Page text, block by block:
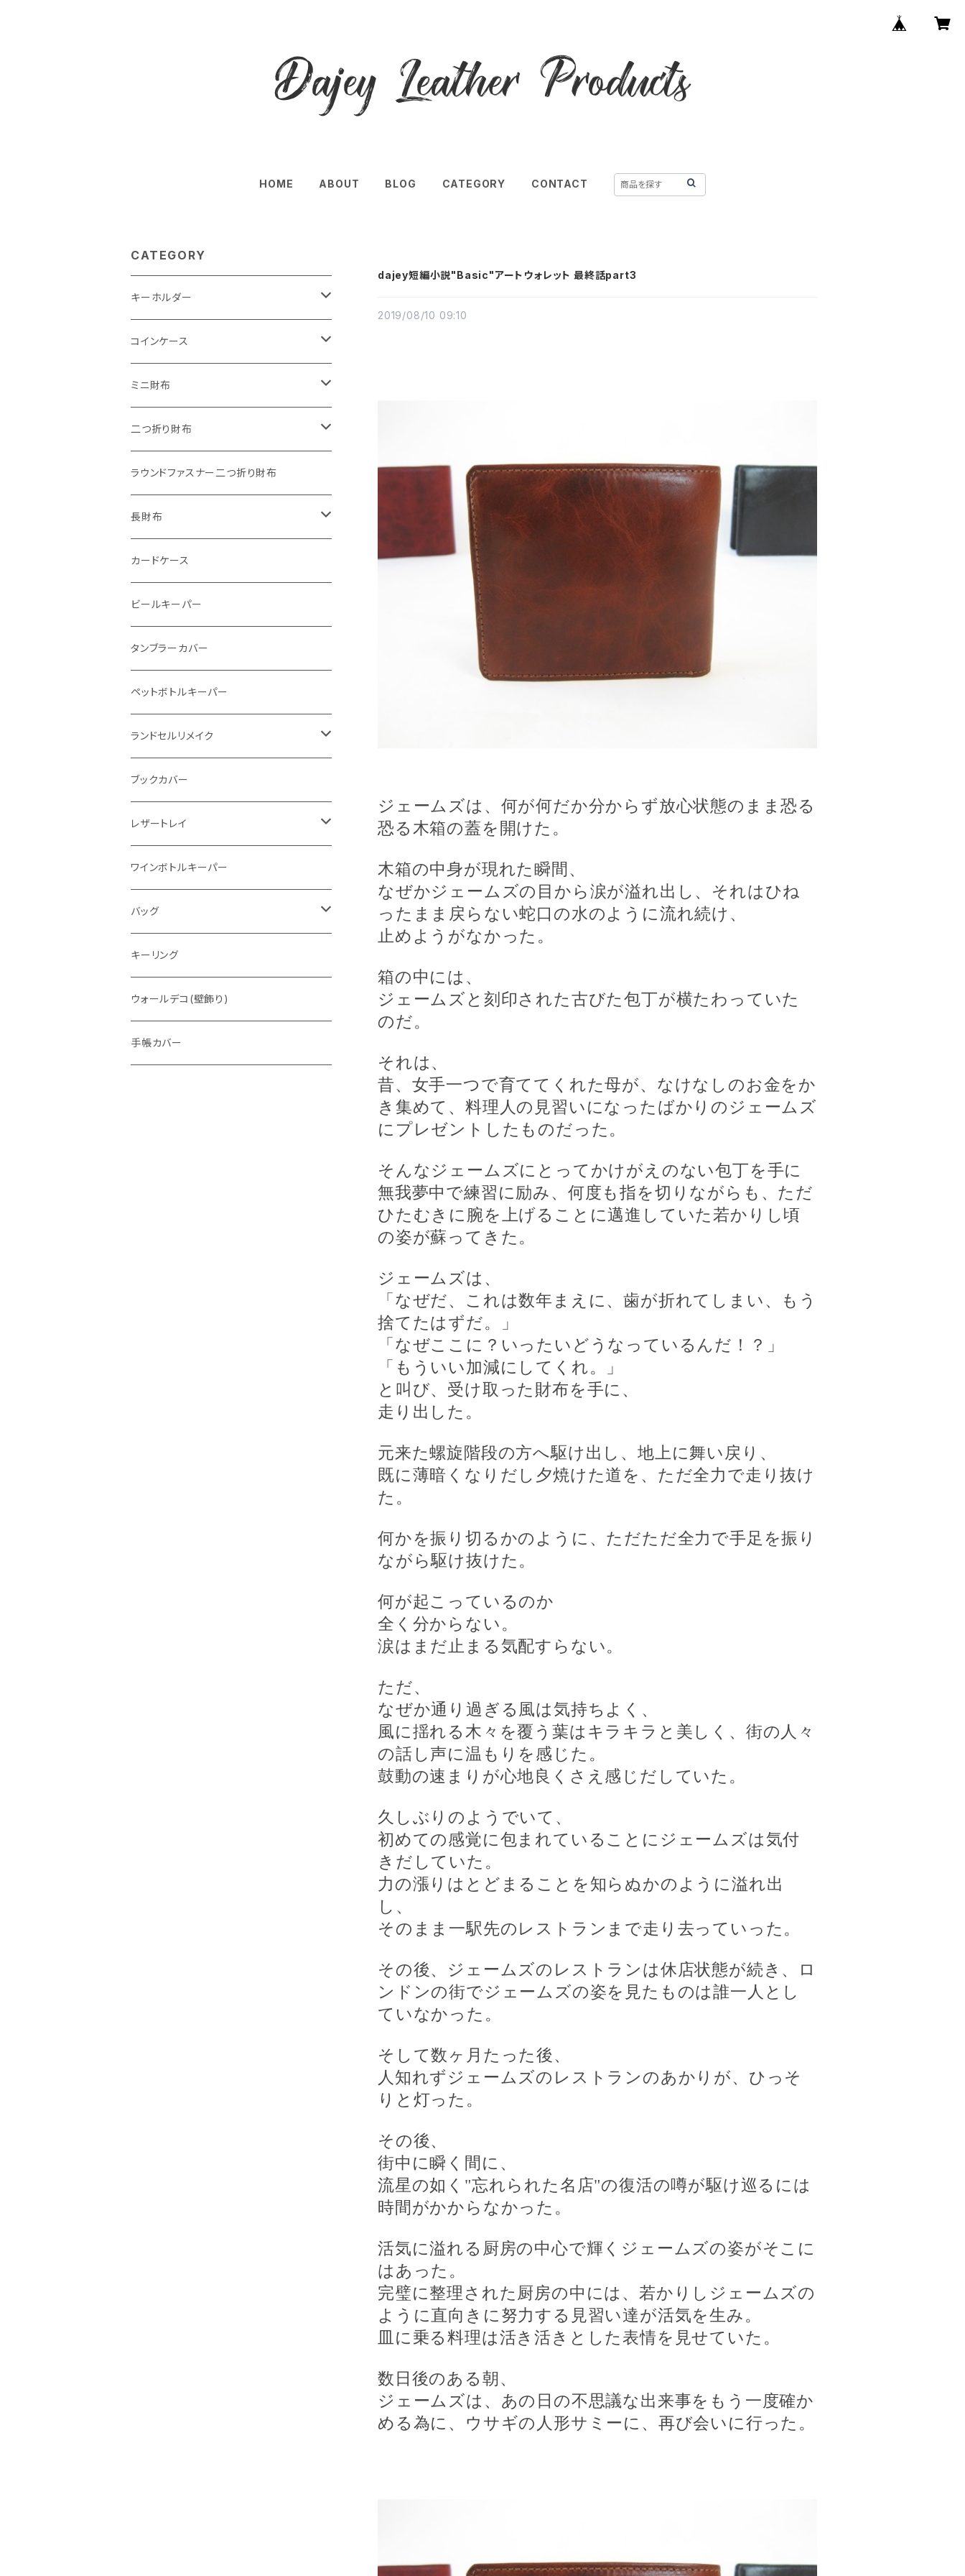
HOME ABOUT BLOG CATEGORY CONTACT
dajey短編小説"Basic"アートウォレット 最終話part3
2019/08/10 09:10
ジェームズは、何が何だか分からず放心状態のまま恐る
恐る木箱の蓋を開けた。
木箱の中身が現れた瞬間、
なぜかジェームズの目から涙が溢れ出し、それはひね
ったまま戻らない蛇口の水のように流れ続け、
止めようがなかった。
箱の中には、
ジェームズと刻印された古びた包丁が横たわっていた
のだ。
それは、
昔、女手一つで育ててくれた母が、なけなしのお金をか
き集めて、料理人の見習いになったばかりのジェームズ
にプレゼントしたものだった。
そんなジェームズにとってかけがえのない包丁を手に
無我夢中で練習に励み、何度も指を切りながらも、ただ
ひたむきに腕を上げることに邁進していた若かりし頃
の姿が蘇ってきた。
ジェームズは、
「なぜだ、これは数年まえに、歯が折れてしまい、もう
捨てたはずだ。」
「なぜここに？いったいどうなっているんだ！？」
「もういい加減にしてくれ。」
と叫び、受け取った財布を手に、
走り出した。
元来た螺旋階段の方へ駆け出し、地上に舞い戻り、
既に薄暗くなりだし夕焼けた道を、ただ全力で走り抜け
た。
何かを振り切るかのように、ただただ全力で手足を振り
ながら駆け抜けた。
何が起こっているのか
全く分からない。
涙はまだ止まる気配すらない。
ただ、
なぜか通り過ぎる風は気持ちよく、
風に揺れる木々を覆う葉はキラキラと美しく、街の人々
の話し声に温もりを感じた。
鼓動の速まりが心地良くさえ感じだしていた。
久しぶりのようでいて、
初めての感覚に包まれていることにジェームズは気付
きだしていた。
力の漲りはとどまることを知らぬかのように溢れ出
し、
そのまま一駅先のレストランまで走り去っていった。
その後、ジェームズのレストランは休店状態が続き、ロ
ンドンの街でジェームズの姿を見たものは誰一人とし
ていなかった。
そして数ヶ月たった後、
人知れずジェームズのレストランのあかりが、ひっそ
りと灯った。
その後、
街中に瞬く間に、
流星の如く "忘れられた名店"の復活の噂が駆け巡るには
時間がかからなかった。
活気に溢れる厨房の中心で輝くジェームズの姿がそこに
はあった。
完璧に整理された厨房の中には、若かりしジェームズの
ように直向きに努力する見習い達が活気を生み。
皿に乗る料理は活き活きとした表情を見せていた。
数日後のある朝、
ジェームズは、あの日の不思議な出来事をもう一度確か
める為に、ウサギの人形サミーに、再び会いに行った。
CATEGORY
キーホルダー
"子供の絵"キーホルダー
"餞別"キーホルダー
"うちの子"ペットキーホルダー
コインケース
ワンタッチコインケース ブライドルレザ
ー
ワンタッチコインケース ブッテーロ
ワンタッチコインケース 国産革
ファスナーコインケース
ミニ財布
"Jack"マイクロウォレット(三つ折り式)
"Ripper"マイクロウォレット(三つ折り
式)
二つ折り財布
"Basic"アートウォレット
番外編Basicアートウォレット (インポート革版)
スキニーウォレット
ストーンウォレット
メタルウォレット
インビジブルウォレット
イントレチャート 編み込みアートウォレッ
ト
"Crammy"L字フラップウォレット
"メッセージ"カリグラフィーウォレット
ラウンドファスナー二つ折り財布
長財布
折り財布
L字ファスナー
柔らか革財布
イントレチャート
ラウンドファスナー
カードケース
ビールキーパー
タンブラーカバー
ペットボトルキーパー
ランドセルリメイク
写真立て
ブックカバー
レザートレイ
番外編"Wave"
通常盤
ワインボトルキーパー
バッグ
トートバッグ
ウォレットバッグ
キーリング
ウォールデコ(壁飾り)
手帳カバー